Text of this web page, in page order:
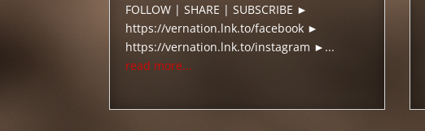
FOLLOW | SHARE | SUBSCRIBE ►
https://vernation.lnk.to/facebook ►
https://vernation.lnk.to/instagram ►...
read more...